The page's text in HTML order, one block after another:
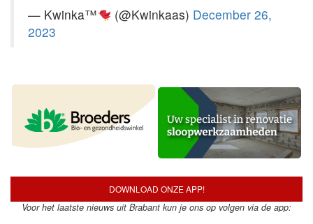
— Kwinka™
(@Kwinkaas) December 26,
2023
DOWNLOAD ONZE APP!
Voor het laatste nieuws uit Brabant kun je ons op volgen via de app: